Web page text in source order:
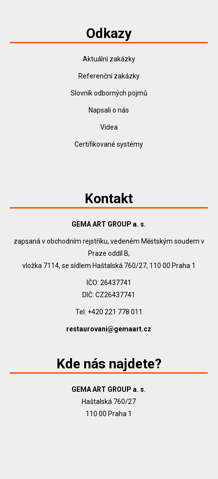
Odkazy
Aktuální zakázky
Referenční zakázky
Slovník odborných pojmů
Napsali o nás
Videa
Certifikované systémy
Kontakt
GEMA ART GROUP a. s.
zapsaná v obchodním rejstříku, vedeném Městským soudem v
Praze oddíl B,
vložka 7114, se sídlem Haštalská 760/27, 110 00 Praha 1
IČO: 26437741
DIČ: CZ26437741
Tel: +420 221 778 011
restaurovani@gemaart.cz
Kde nás najdete?
GEMA ART GROUP a. s.
Haštalská 760/27
110 00 Praha 1